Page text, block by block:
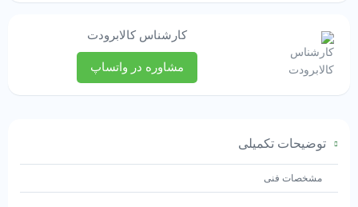
کارشناس کالابرودت
مشاوره در واتساپ
توضیحات تکمیلی
مشخصات فنی